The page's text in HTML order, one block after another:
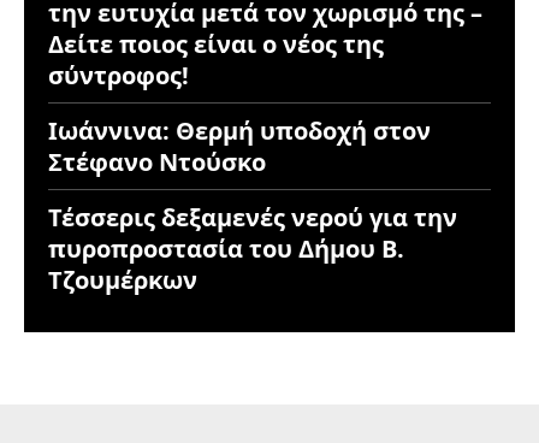
την ευτυχία μετά τον χωρισμό της –
Δείτε ποιος είναι ο νέος της
σύντροφος!
Ιωάννινα: Θερμή υποδοχή στον
Στέφανο Ντούσκο
Τέσσερις δεξαμενές νερού για την
πυροπροστασία του Δήμου Β.
Τζουμέρκων